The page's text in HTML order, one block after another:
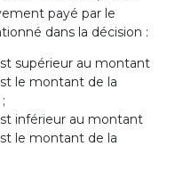
payé par le
dans la décision :
supérieur au montant
le montant de la
inférieur au montant
le montant de la